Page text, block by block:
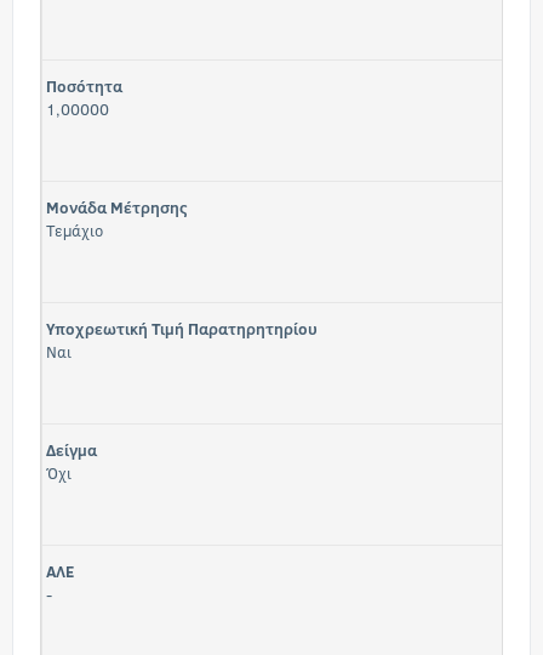
Ποσότητα
1,00000
Μονάδα Μέτρησης
Τεμάχιο
Υποχρεωτική Τιμή Παρατηρητηρίου
Ναι
Δείγμα
Όχι
ΑΛΕ
-